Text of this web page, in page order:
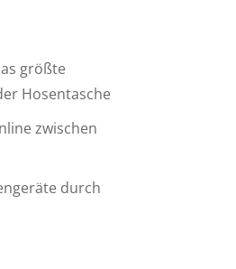
größte
Hosentasche
zwischen
durch